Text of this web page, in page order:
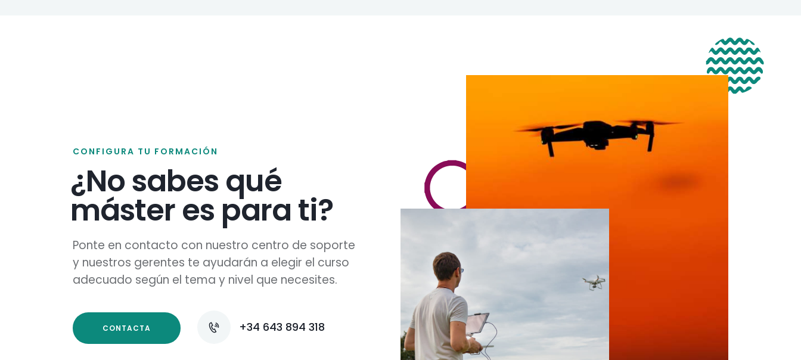
CONFIGURA TU FORMACIÓN
¿No sabes qué
máster es para ti?
Ponte en contacto con nuestro centro de soporte
y nuestros gerentes te ayudarán a elegir el curso
adecuado según el tema y nivel que necesites.
CONTACTA +34 643 894 318